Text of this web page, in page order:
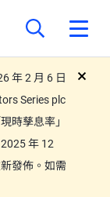
年 2 月 6 日
Series plc
時孳息率」
年 12
發佈。如需